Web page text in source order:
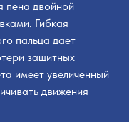
пена двойной
Гибкая
пальца дает
защитных
имеет увеличенный
движения